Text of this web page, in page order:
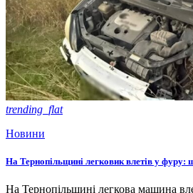
trending_flat
Новини
На Тернопільщині легковик влетів у фуру:
На Тернопільщині легкова машина